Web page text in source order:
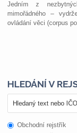
Jedním z
mimořádného –
ovládání věci (corpus
HLEDÁNÍ V
Obchodní rejstřík